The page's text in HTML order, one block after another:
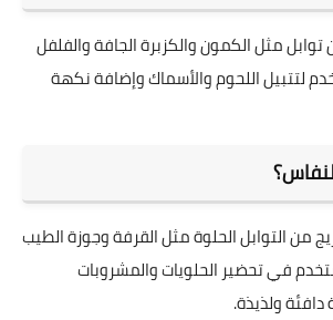
مثل الكمون والكزبرة الجافة والفلفل
لتتبيل اللحوم والأسماك وإضافة نكهة
من التوابل الحلوة مثل القرفة وجوزة الطيب
في تحضير الحلويات والمشروبات
ولذيذة.